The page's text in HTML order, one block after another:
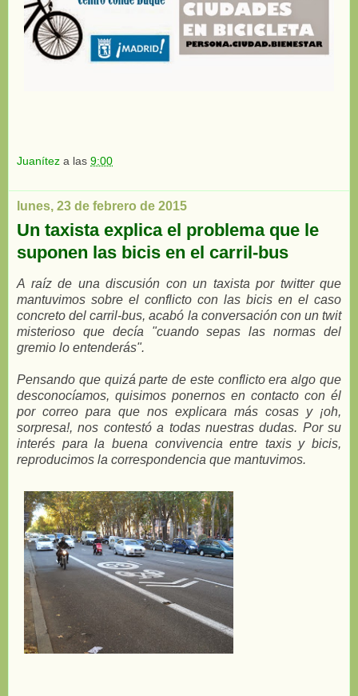
Juanítez a las 9:00
lunes, 23 de febrero de 2015
Un taxista explica el problema que le
suponen las bicis en el carril-bus
A raíz de una discusión con un taxista por twitter que
mantuvimos sobre el conflicto con las bicis en el caso
concreto del carril-bus, acabó la conversación con un twit
misterioso que decía "cuando sepas las normas del
gremio lo entenderás".
Pensando que quizá parte de este conflicto era algo que
desconocíamos, quisimos ponernos en contacto con él
por correo para que nos explicara más cosas y ¡oh,
sorpresa!, nos contestó a todas nuestras dudas. Por su
interés para la buena convivencia entre taxis y bicis,
reproducimos la correspondencia que mantuvimos.